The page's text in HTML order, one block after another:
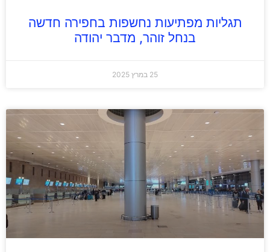
תגליות מפתיעות נחשפות בחפירה חדשה
בנחל זוהר, מדבר יהודה
25 במרץ 2025